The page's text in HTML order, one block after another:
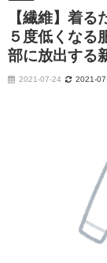
【繊維】着
５度低くな
部に放出する
2021-07-24 2021-